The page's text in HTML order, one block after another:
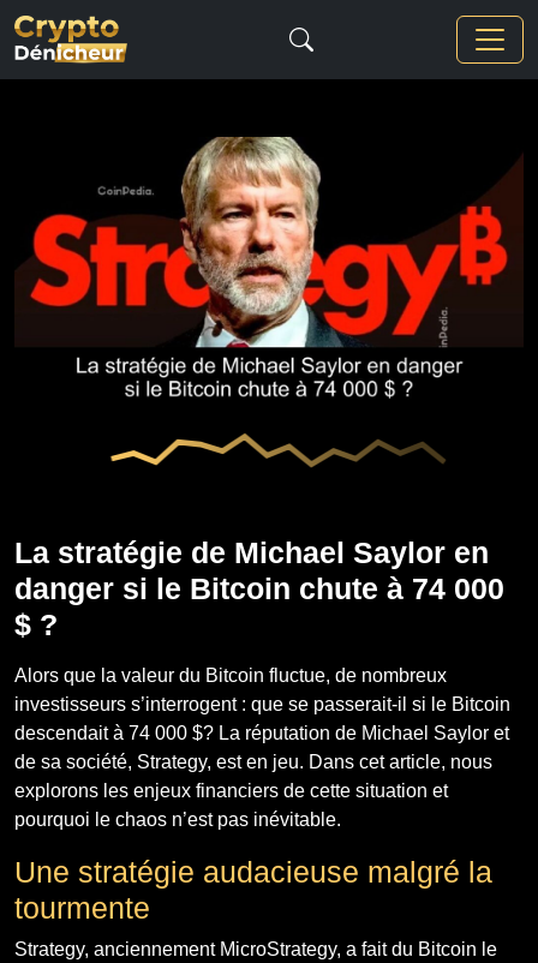
La stratégie de Michael Saylor en
danger si le Bitcoin chute à 74 000
$ ?
Alors que la valeur du Bitcoin fluctue, de nombreux
investisseurs s’interrogent : que se passerait-il si le Bitcoin
descendait à 74 000 $? La réputation de Michael Saylor et
de sa société, Strategy, est en jeu. Dans cet article, nous
explorons les enjeux financiers de cette situation et
pourquoi le chaos n’est pas inévitable.
Une stratégie audacieuse malgré la
tourmente
Strategy, anciennement MicroStrategy, a fait du Bitcoin le